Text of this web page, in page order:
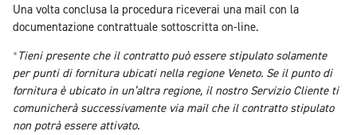
Una volta conclusa la procedura riceverai una mail con la
documentazione contrattuale sottoscritta on-line.
*Tieni presente che il contratto può essere stipulato solamente
per punti di fornitura ubicati nella regione Veneto. Se il punto di
fornitura è ubicato in un’altra regione, il nostro Servizio Cliente ti
comunicherà successivamente via mail che il contratto stipulato
non potrà essere attivato.